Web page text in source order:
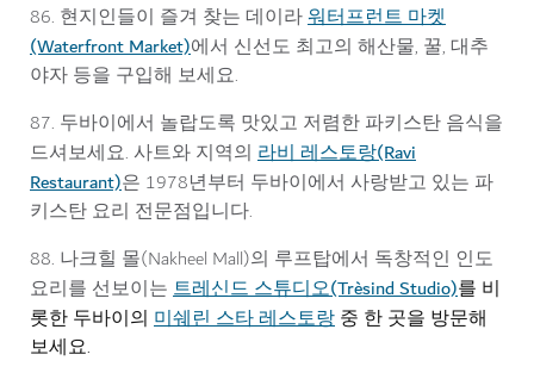
86. 현지인들이 즐겨 찾는 데이라워터프런트 마켓
(Waterfront Market)에서 신선도 최고의 해산물, 꿀, 대추
야자 등을 구입해 보세요.
87. 두바이에서 놀랍도록 맛있고 저렴한 파키스탄 음식을
드셔보세요. 사트와 지역의 라비 레스토랑(Ravi
Restaurant)은 1978년부터 두바이에서 사랑받고 있는 파
키스탄 요리 전문점입니다.
88. 나크힐 몰(Nakheel Mall)의 루프탑에서 독창적인 인도
요리를 선보이는 트레신드 스튜디오(Trèsind Studio)를 비
롯한 두바이의 미쉐린 스타 레스토랑 중 한 곳을 방문해
보세요.